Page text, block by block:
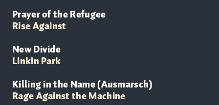
Prayer of the Refugee
Rise Against
New Divide
Linkin Park
Killing in the Name (Ausmarsch)
Rage Against the Machine